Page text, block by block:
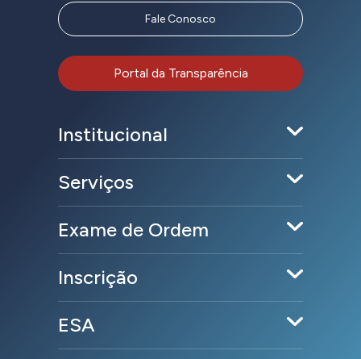
Fale Conosco
Portal da Transparência
Institucional
Serviços
Exame de Ordem
Inscrição
ESA